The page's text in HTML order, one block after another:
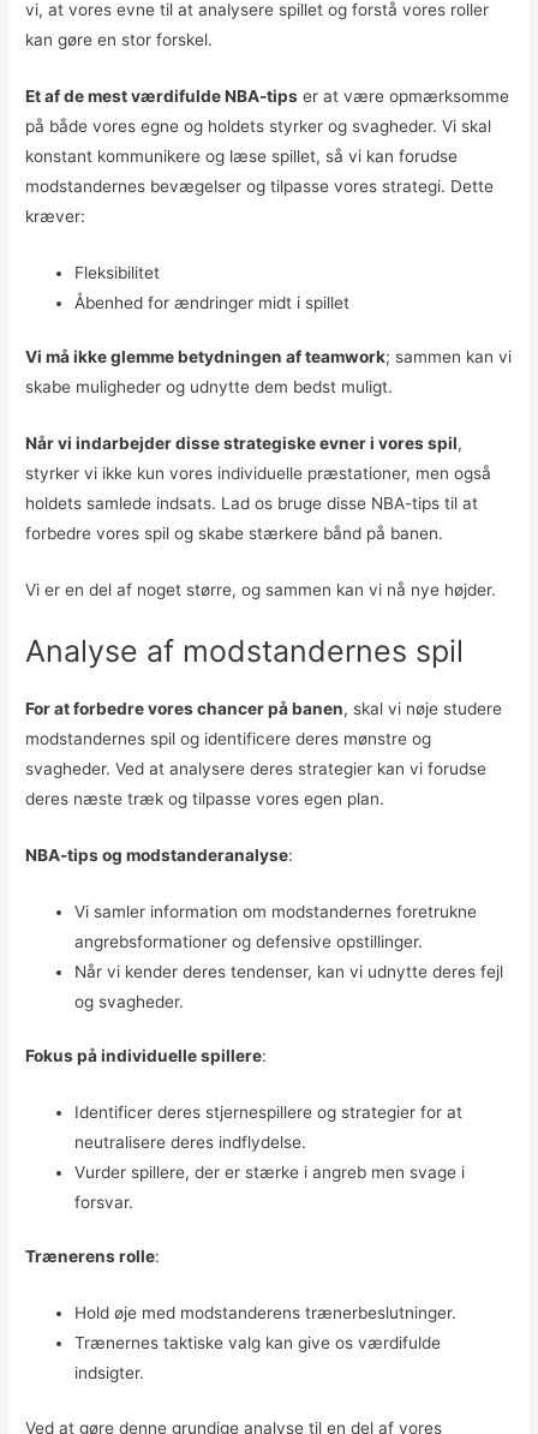
vi, at vores evne til at analysere spillet og forstå vores roller
kan gøre en stor forskel.
Et af de mest værdifulde NBA-tips er at være opmærksomme
på både vores egne og holdets styrker og svagheder. Vi skal
konstant kommunikere og læse spillet, så vi kan forudse
modstandernes bevægelser og tilpasse vores strategi. Dette
kræver:
Fleksibilitet
Åbenhed for ændringer midt i spillet
Vi må ikke glemme betydningen af teamwork; sammen kan vi
skabe muligheder og udnytte dem bedst muligt.
Når vi indarbejder disse strategiske evner i vores spil,
styrker vi ikke kun vores individuelle præstationer, men også
holdets samlede indsats. Lad os bruge disse NBA-tips til at
forbedre vores spil og skabe stærkere bånd på banen.
Vi er en del af noget større, og sammen kan vi nå nye højder.
Analyse af modstandernes spil
For at forbedre vores chancer på banen, skal vi nøje studere
modstandernes spil og identificere deres mønstre og
svagheder. Ved at analysere deres strategier kan vi forudse
deres næste træk og tilpasse vores egen plan.
NBA-tips og modstanderanalyse:
Vi samler information om modstandernes foretrukne
angrebsformationer og defensive opstillinger.
Når vi kender deres tendenser, kan vi udnytte deres fejl
og svagheder.
Fokus på individuelle spillere:
Identificer deres stjernespillere og strategier for at
neutralisere deres indflydelse.
Vurder spillere, der er stærke i angreb men svage i
forsvar.
Trænerens rolle:
Hold øje med modstanderens trænerbeslutninger.
Trænernes taktiske valg kan give os værdifulde
indsigter.
Ved at gøre denne grundige analyse til en del af vores